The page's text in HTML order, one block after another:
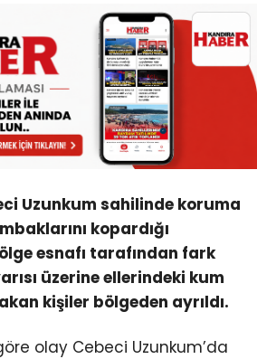
Uzunkum sahilinde koruma
kopardığı
esnafı tarafından fark
üzerine ellerindeki kum
kişiler bölgeden ayrıldı.
olay Cebeci Uzunkum’da